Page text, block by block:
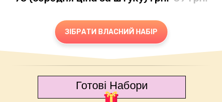
ЗІБРАТИ ВЛАСНИЙ НАБІР
Готові Набори